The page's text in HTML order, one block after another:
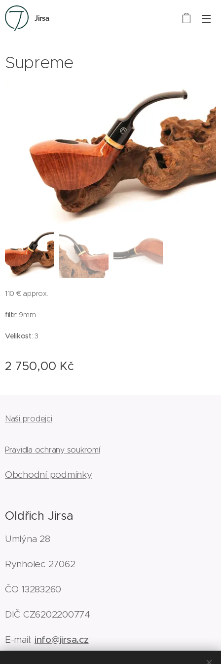
Jirsa
Supreme
110 € approx.
filtr: 9mm
Velikost: 3
2 750,00 Kč
Naši prodejci
Pravidla ochrany soukromí
Obchodní podmínky
Oldřich Jirsa
Umlýna 28
Rynholec 27062
ČO 13283260
DIČ CZ6202200774
E-mail: info@jirsa.cz